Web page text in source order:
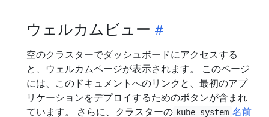
ウェルカムビュー
空のクラスターでダッシュボードにアクセスする
と、ウェルカムページが表示されます。 このページ
には、このドキュメントへのリンクと、最初のアプ
リケーションをデプロイするためのボタンが含まれ
ています。 さらに、クラスターの kube-system 名前